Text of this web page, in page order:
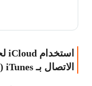
الاتصال بـ iTunes (طريقة معقدة)